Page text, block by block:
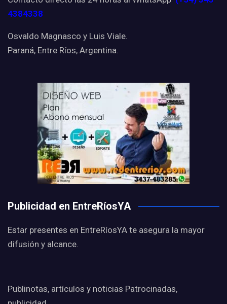
4384338
Osvaldo Magnasco y Luis Viale.
Paraná, Entre Ríos, Argentina.
Publicidad en EntreRíosYA
Estar presentes en EntreRíosYA te asegura la mayor
difusión y alcance.
Publinotas, artículos y noticias Patrocinadas,